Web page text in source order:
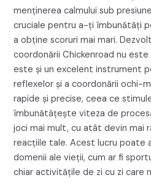
menținerea calmului sub
cruciale pentru a-ți îmbunătăți
a obține scoruri mai mari.
coordonării Chickenroad nu
este și un excelent instrument
reflexelor și a coordonării ochi-
rapide și precise, ceea ce
îmbunătățește viteza de
joci mai mult, cu atât devin mai
reacțiile tale. Acest lucru poate
domenii ale vieții, cum ar fi
chiar activitățile de zi cu zi care